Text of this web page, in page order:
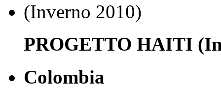
PROGETTO HAITI
Colombia